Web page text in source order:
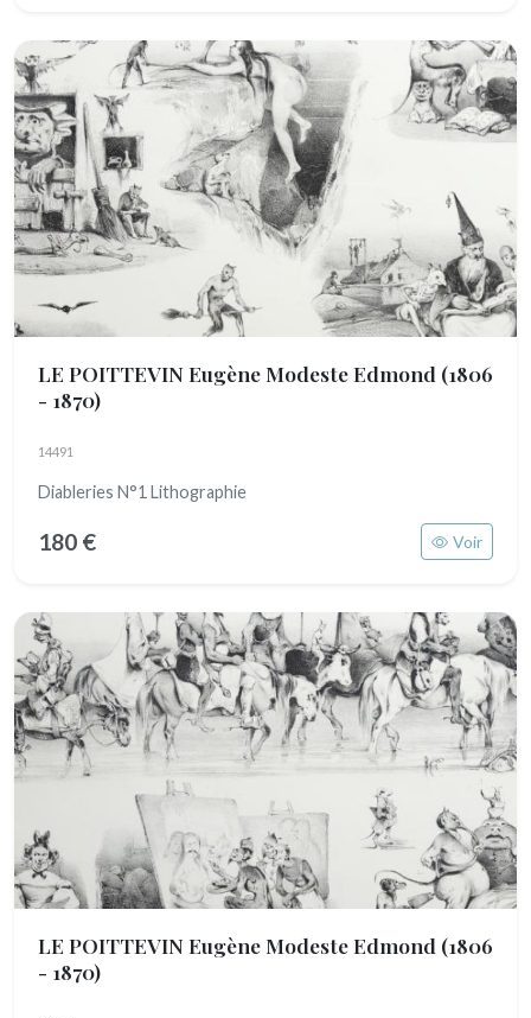
LE POITTEVIN Eugène Modeste Edmond (1806
- 1870)
14491
Diableries N°1 Lithographie
180 € Voir
LE POITTEVIN Eugène Modeste Edmond (1806
- 1870)